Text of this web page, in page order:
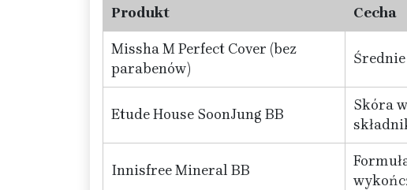
Produkt Cecha
Missha M Perfect Cover (bez
parabenów)
Etude House SoonJung BB
Skóra
Innisfree Mineral BB